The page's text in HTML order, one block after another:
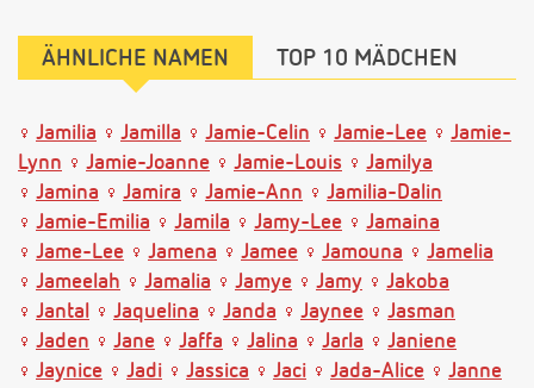
ÄHNLICHE NAMEN TOP 10 MÄDCHEN
Jamilia Jamilla Jamie-Celin Jamie-Lee
Jamie-
Lynn
Jamie-Joanne Jamie-Louis
Jamilya
Jamina
Jamira Jamie-Ann
Jamilia-Dalin
Jamie-Emilia
Jamila Jamy-Lee
Jamaina
Jame-Lee
Jamena Jamee Jamouna
Jamelia
Jameelah
Jamalia Jamye Jamy
Jakoba
Jantal
Jaquelina Janda Jaynee
Jasman
Jaden
Jane Jaffa Jalina Jarla
Janiene
Jaynice
Jadi Jassica Jaci Jada-Alice
Janne